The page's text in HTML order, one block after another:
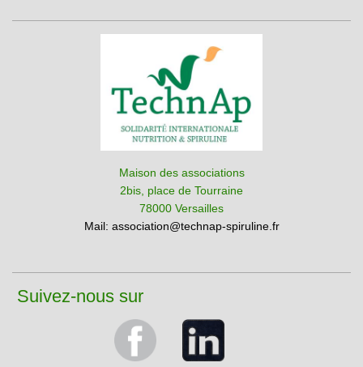
Maison des associations
2bis, place de Tourraine
78000 Versailles
Mail: association@technap-spiruline.fr
Suivez-nous sur